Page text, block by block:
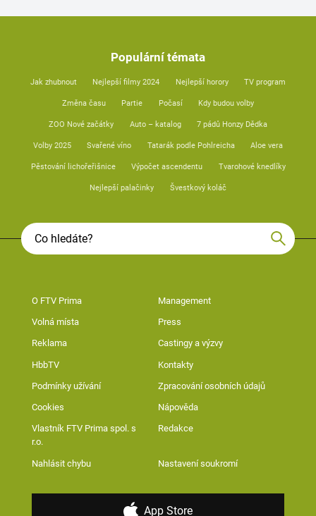
Populární témata
Jak zhubnout Nejlepší filmy 2024 Nejlepší horory TV program
Změna času Partie Počasí Kdy budou volby
ZOO Nové začátky Auto – katalog 7 pádů Honzy Dědka
Volby 2025 Svařené víno Tatarák podle Pohlreicha Aloe vera
Pěstování lichořeřišnice Výpočet ascendentu Tvarohové knedlíky
Nejlepší palačinky Švestkový koláč
O FTV Prima Management
Volná místa Press
Reklama Castingy a výzvy
HbbTV Kontakty
Podmínky užívání Zpracování osobních údajů
Cookies Nápověda
Vlastník FTV Prima spol. s
r.o.
Redakce
Nahlásit chybu Nastavení soukromí
App Store